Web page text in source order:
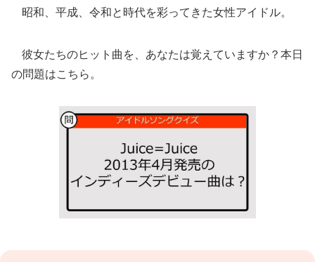
昭和、平成、令和と時代を彩ってきた女性アイドル。
彼女たちのヒット曲を、あなたは覚えていますか？本日
の問題はこちら。